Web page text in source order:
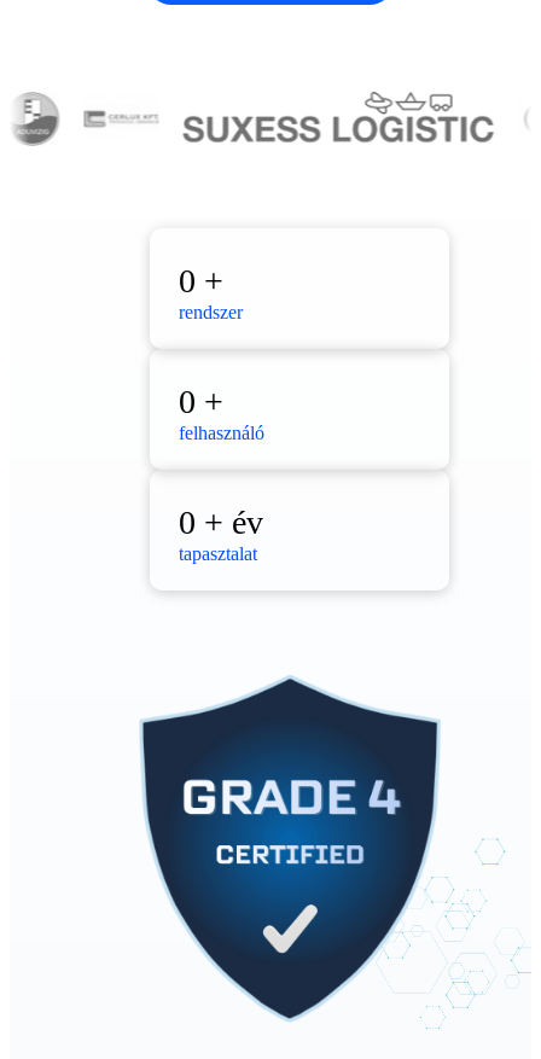
0 +
rendszer
0 +
felhasználó
0 + év
tapasztalat